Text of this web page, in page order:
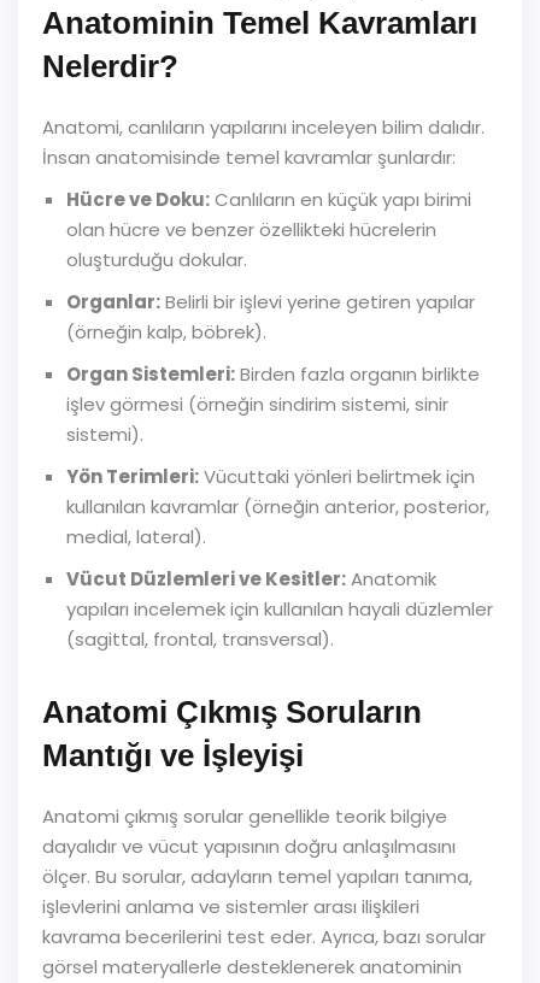
Anatominin Temel Kavramları
Nelerdir?
Anatomi, canlıların yapılarını inceleyen bilim dalıdır.
İnsan anatomisinde temel kavramlar şunlardır:
Hücre ve Doku:Canlıların en küçük yapı birimi
olan hücre ve benzer özellikteki hücrelerin
oluşturduğu dokular.
Organlar:Belirli bir işlevi yerine getiren yapılar
(örneğin kalp, böbrek).
Organ Sistemleri:Birden fazla organın birlikte
işlev görmesi (örneğin sindirim sistemi, sinir
sistemi).
Yön Terimleri:Vücuttaki yönleri belirtmek için
kullanılan kavramlar (örneğin anterior, posterior,
medial, lateral).
Vücut Düzlemleri ve Kesitler:Anatomik
yapıları incelemek için kullanılan hayali düzlemler
(sagittal, frontal, transversal).
Anatomi Çıkmış Soruların
Mantığı ve İşleyişi
Anatomi çıkmış sorular genellikle teorik bilgiye
dayalıdır ve vücut yapısının doğru anlaşılmasını
ölçer. Bu sorular, adayların temel yapıları tanıma,
işlevlerini anlama ve sistemler arası ilişkileri
kavrama becerilerini test eder. Ayrıca, bazı sorular
görsel materyallerle desteklenerek anatominin